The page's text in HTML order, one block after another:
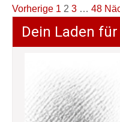
der
Beiträge
Vorherige 1 2 3 … 48
Dein Laden